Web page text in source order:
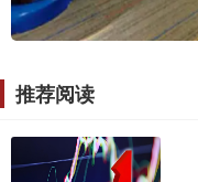
推荐阅读